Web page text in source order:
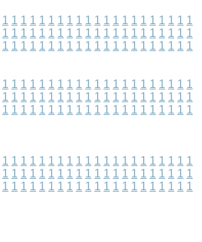
1 1 1 1 1 1 1 1 1 1 1 1 1 1 1 1 1 1 1 1 1
1 1 1 1 1 1 1 1 1 1 1 1 1 1 1 1 1 1 1 1 1
1 1 1 1 1 1 1 1 1 1 1 1 1 1 1 1 1 1 1 1 1
1 1 1 1 1 1 1 1 1 1 1 1 1 1 1 1 1 1 1 1 1
1 1 1 1 1 1 1 1 1 1 1 1 1 1 1 1 1 1 1 1 1
1 1 1 1 1 1 1 1 1 1 1 1 1 1 1 1 1 1 1 1 1
1 1 1 1 1 1 1 1 1 1 1 1 1 1 1 1 1 1 1 1 1
1 1 1 1 1 1 1 1 1 1 1 1 1 1 1 1 1 1 1 1 1
1 1 1 1 1 1 1 1 1 1 1 1 1 1 1 1 1 1 1 1 1